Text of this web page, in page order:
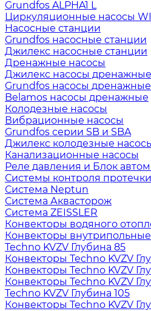
Grundfos ALPHA1 L
Циркуляционные насосы
Насосные станции
Grundfos насосные станции
Джилекс насосные станции
Дренажные насосы
Джилекс насосы дренажные
Grundfos насосы дренажные
Belamos насосы дренажные
Колодезные насосы
Вибрационные насосы
Grundfos серии SB и SBA
Джилекс колодезные
Канализационные насосы
Реле давления и Блок
Системы контроля
Система Neptun
Система Аквасторож
Система ZEISSLER
Конвекторы водяного
Конвекторы внутрипольные
Techno KVZV Глубина 85
Конвекторы Techno KVZV
Конвекторы Techno KVZV
Конвекторы Techno KVZV
Techno KVZV Глубина 105
Конвекторы Techno KVZV